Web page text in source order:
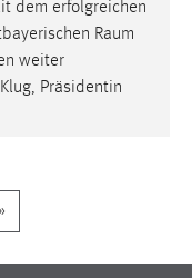
dem erfolgreichen
Raum
weiter
Präsidentin
»